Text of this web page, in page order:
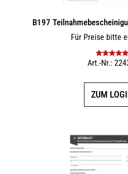
B197
Für Preise bitte
Bewertet
Art.-Nr.:
ZUM